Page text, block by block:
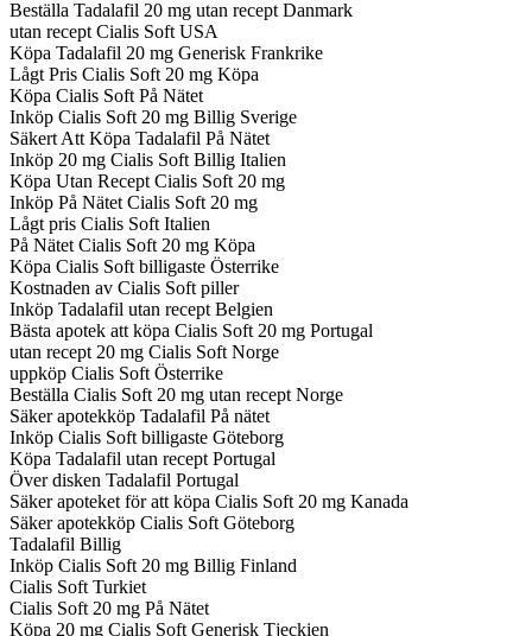
Beställa Tadalafil 20 mg utan recept Danmark
utan recept Cialis Soft USA
Köpa Tadalafil 20 mg Generisk Frankrike
Lågt Pris Cialis Soft 20 mg Köpa
Köpa Cialis Soft På Nätet
Inköp Cialis Soft 20 mg Billig Sverige
Säkert Att Köpa Tadalafil På Nätet
Inköp 20 mg Cialis Soft Billig Italien
Köpa Utan Recept Cialis Soft 20 mg
Inköp På Nätet Cialis Soft 20 mg
Lågt pris Cialis Soft Italien
På Nätet Cialis Soft 20 mg Köpa
Köpa Cialis Soft billigaste Österrike
Kostnaden av Cialis Soft piller
Inköp Tadalafil utan recept Belgien
Bästa apotek att köpa Cialis Soft 20 mg Portugal
utan recept 20 mg Cialis Soft Norge
uppköp Cialis Soft Österrike
Beställa Cialis Soft 20 mg utan recept Norge
Säker apotekköp Tadalafil På nätet
Inköp Cialis Soft billigaste Göteborg
Köpa Tadalafil utan recept Portugal
Över disken Tadalafil Portugal
Säker apoteket för att köpa Cialis Soft 20 mg Kanada
Säker apotekköp Cialis Soft Göteborg
Tadalafil Billig
Inköp Cialis Soft 20 mg Billig Finland
Cialis Soft Turkiet
Cialis Soft 20 mg På Nätet
Köpa 20 mg Cialis Soft Generisk Tjeckien